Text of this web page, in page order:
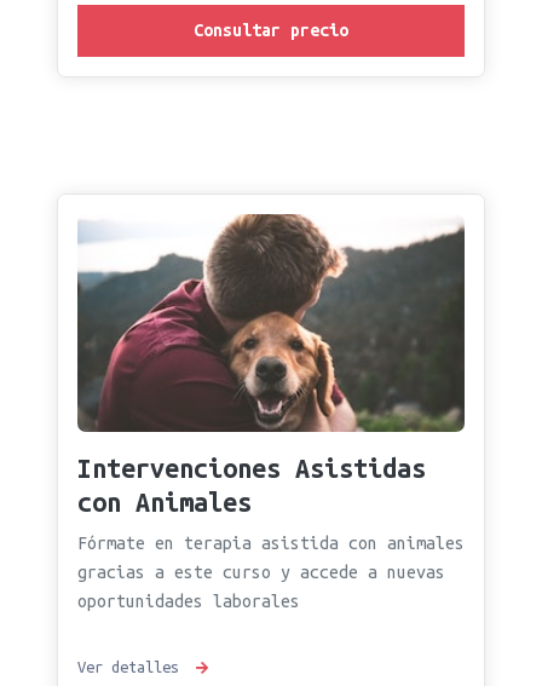
Consultar precio
Intervenciones Asistidas
con Animales
Fórmate en terapia asistida con animales
gracias a este curso y accede a nuevas
oportunidades laborales
Ver detalles